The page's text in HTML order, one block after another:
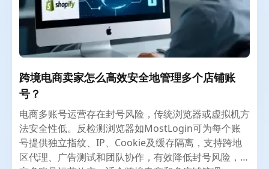
跨境电商卖家怎么高效安全地管理多个店铺账
号？
电商多账号运营存在封号风险，传统浏览器或虚拟机方
法安全性低。反检测浏览器如MostLogin可为每个账
号提供独立指纹、IP、Cookie及缓存隔离，支持跨地
区代理、广告测试和团队协作，有效降低封号风险，提